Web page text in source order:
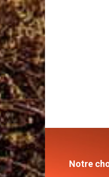
Notre